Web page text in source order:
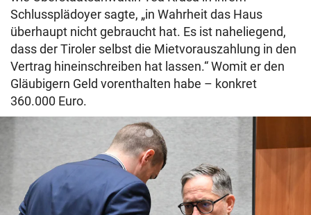
Schlussplädoyer sagte, „in Wahrheit das Haus
überhaupt nicht gebraucht hat. Es ist naheliegend,
dass der Tiroler selbst die Mietvorauszahlung in den
Vertrag hineinschreiben hat lassen.“ Womit er den
Gläubigern Geld vorenthalten habe – konkret
360.000 Euro.